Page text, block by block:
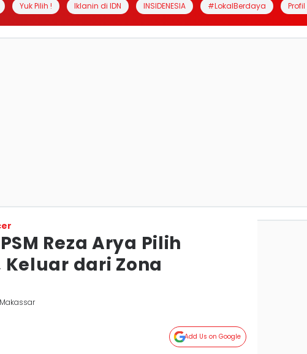
Yuk Pilih ! Iklanin di IDN INSIDENESIA #LokalBerdaya
Reza Arya Pilih
Keluar dari Zona
Add Us on Google